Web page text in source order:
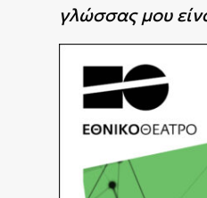
γλώσσας μου